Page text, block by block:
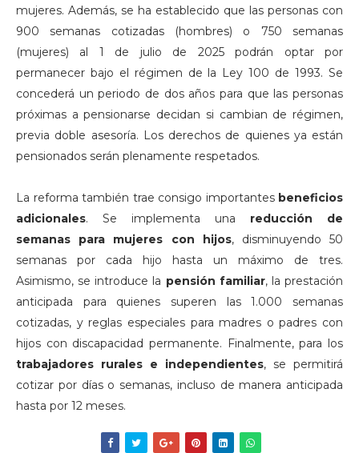
mujeres. Además, se ha establecido que las personas con
900 semanas cotizadas (hombres) o 750 semanas
(mujeres) al 1 de julio de 2025 podrán optar por
permanecer bajo el régimen de la Ley 100 de 1993. Se
concederá un periodo de dos años para que las personas
próximas a pensionarse decidan si cambian de régimen,
previa doble asesoría. Los derechos de quienes ya están
pensionados serán plenamente respetados.
La reforma también trae consigo importantes beneficios
adicionales. Se implementa una reducción de
semanas para mujeres con hijos, disminuyendo 50
semanas por cada hijo hasta un máximo de tres.
Asimismo, se introduce la pensión familiar, la prestación
anticipada para quienes superen las 1.000 semanas
cotizadas, y reglas especiales para madres o padres con
hijos con discapacidad permanente. Finalmente, para los
trabajadores rurales e independientes, se permitirá
cotizar por días o semanas, incluso de manera anticipada
hasta por 12 meses.